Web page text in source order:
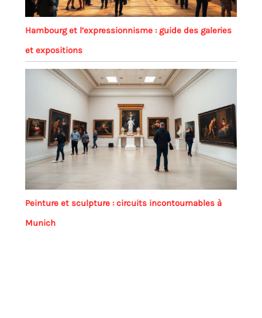
Hambourg et l’expressionnisme : guide des galeries
et expositions
Peinture et sculpture : circuits incontournables à
Munich